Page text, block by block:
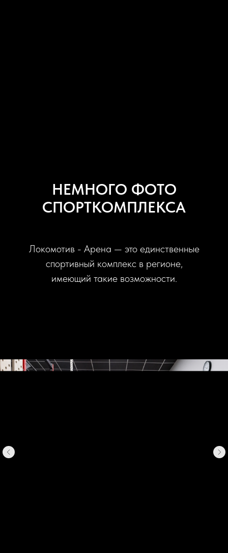
НЕМНОГО ФОТО
СПОРТКОМПЛЕКСА
Локомотив - Арена — это единственные
спортивный комплекс в регионе,
имеющий такие возможности.